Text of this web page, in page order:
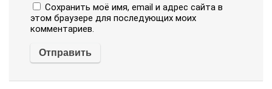
Сохранить моё имя, email и адрес сайта в
этом браузере для последующих моих
комментариев.